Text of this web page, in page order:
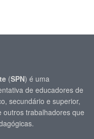
(SPN) é uma
de educadores de
secundário e superior,
outros trabalhadores que